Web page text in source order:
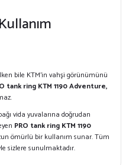
bile KTM’in vahşi görünümünü
tank ring KTM 1190 Adventure,
vida yuvalarına doğrudan
PRO tank ring KTM 1190
ömürlü bir kullanım sunar. Tüm
sizlere sunulmaktadır.